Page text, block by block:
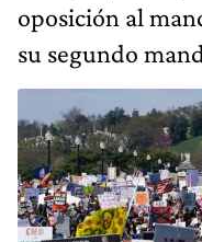
oposición al
su segundo